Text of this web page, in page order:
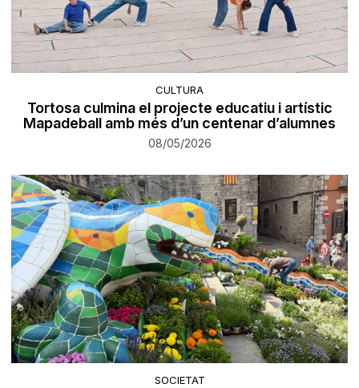
CULTURA
Tortosa culmina el projecte educatiu i artístic
Mapadeball amb més d’un centenar d’alumnes
08/05/2026
SOCIETAT